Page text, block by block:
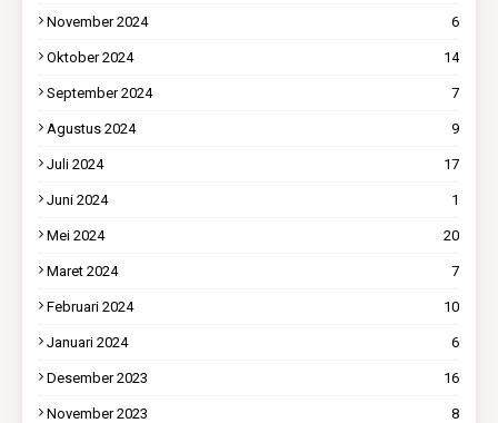
November 2024 6
Oktober 2024 14
September 2024 7
Agustus 2024 9
Juli 2024 17
Juni 2024 1
Mei 2024 20
Maret 2024 7
Februari 2024 10
Januari 2024 6
Desember 2023 16
November 2023 8